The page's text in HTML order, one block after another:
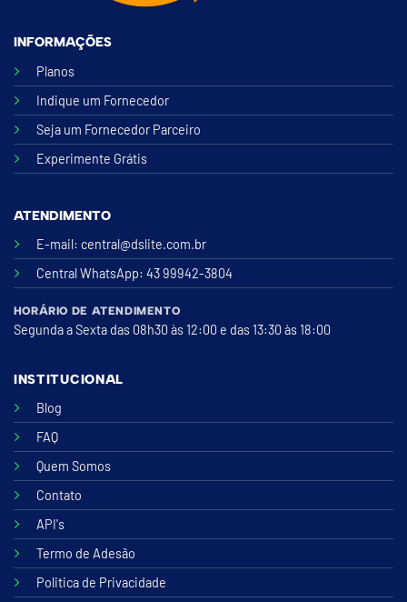
INFORMAÇÕES
Planos
Indique um Fornecedor
Seja um Fornecedor Parceiro
Experimente Grátis
ATENDIMENTO
E-mail: central@dslite.com.br
Central WhatsApp: 43 99942-3804
HORÁRIO DE ATENDIMENTO
Segunda a Sexta das 08h30 às 12:00 e das 13:30 às 18:00
INSTITUCIONAL
Blog
FAQ
Quem Somos
Contato
API's
Termo de Adesão
Politica de Privacidade